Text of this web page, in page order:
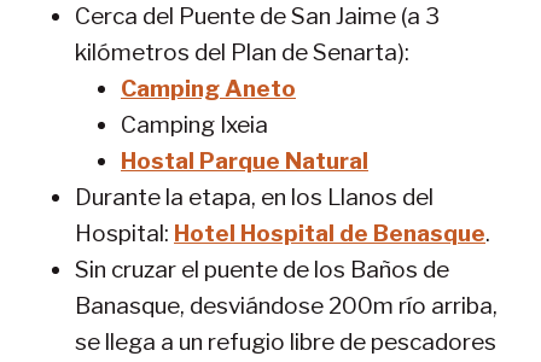
Cerca del Puente de San Jaime (a 3
kilómetros del Plan de Senarta):
Camping Aneto
Camping Ixeia
Hostal Parque Natural
Durante la etapa, en los Llanos del
Hospital: Hotel Hospital de Benasque.
Sin cruzar el puente de los Baños de
Banasque, desviándose 200m río arriba,
se llega a un refugio libre de pescadores